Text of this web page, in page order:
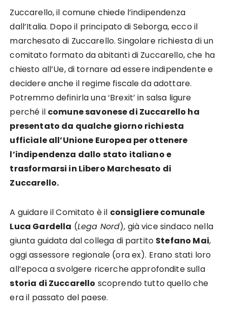
Zuccarello, il comune chiede l’indipendenza
dall’Italia. Dopo il principato di Seborga, ecco il
marchesato di Zuccarello. Singolare richiesta di un
comitato formato da abitanti di Zuccarello, che ha
chiesto all’Ue, di tornare ad essere indipendente e
decidere anche il regime fiscale da adottare.
Potremmo definirla una ‘Brexit’ in salsa ligure
perché il comune savonese di Zuccarello ha
presentato da qualche giorno richiesta
ufficiale all’Unione Europea per ottenere
l’indipendenza dallo stato italiano e
trasformarsi in Libero Marchesato di
Zuccarello.
A guidare il Comitato è il consigliere comunale
Luca Gardella (Lega Nord), già vice sindaco nella
giunta guidata dal collega di partito Stefano Mai,
oggi assessore regionale (ora ex). Erano stati loro
all’epoca a svolgere ricerche approfondite sulla
storia di Zuccarello scoprendo tutto quello che
era il passato del paese.